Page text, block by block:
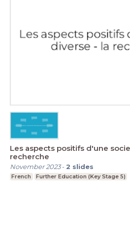
Les aspects positifs d'une
recherche
November 2023- 2 slides
French Further Education (Key Stage 5)